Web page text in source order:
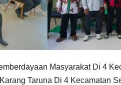
Masyarakat Di 4
Taruna Di 4 Kecamatan